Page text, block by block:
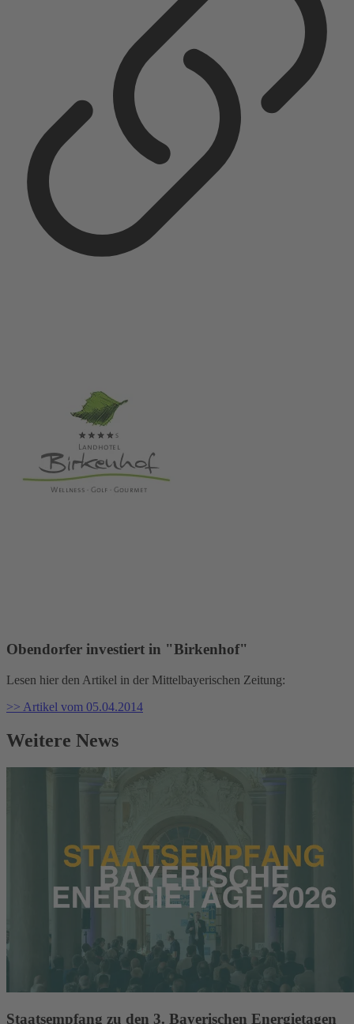
Obendorfer investiert in "Birkenhof"
Lesen hier den Artikel in der Mittelbayerischen Zeitung:
>> Artikel vom 05.04.2014
Weitere News
Staatsempfang zu den 3. Bayerischen Energietagen